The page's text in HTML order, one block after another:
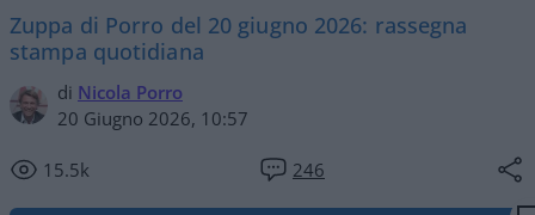
Zuppa di Porro del 20 giugno 2026: rassegna
stampa quotidiana
di Nicola Porro
20 Giugno 2026, 10:57
15.5k 246